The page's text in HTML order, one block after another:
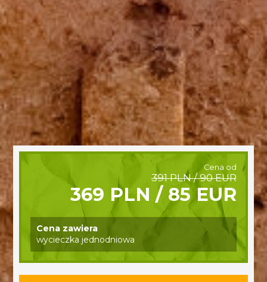
Cena od
391 PLN / 90 EUR
369 PLN / 85 EUR
Cena zawiera
wycieczka jednodniowa